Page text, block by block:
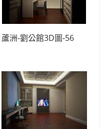
蘆洲-劉公館3D圖-56